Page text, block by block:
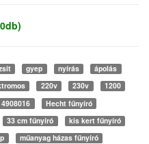
gyep nyírás
ápolás
220v 230v
1200
Hecht fűnyíró
33 cm fűnyíró
kis kert fűnyíró
műanyag házas fűnyíró